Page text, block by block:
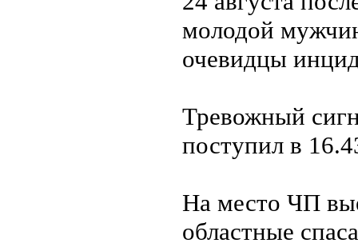
молодой
очевидцы
Тревожный
поступил в
На место ЧП
областные